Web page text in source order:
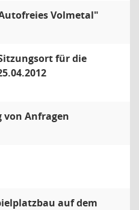
Volmetal"
für die
Anfragen
auf dem